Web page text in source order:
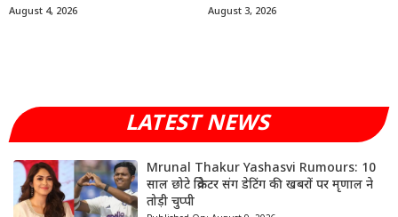
August 4, 2026 August 3, 2026
LATEST NEWS
Mrunal Thakur Yashasvi Rumours: 10
साल छोटे क्रिकेटर संग डेटिंग की खबरों पर मृणाल ने
तोड़ी चुप्पी